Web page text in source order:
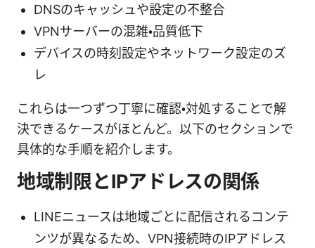
DNSのキャッシュや設定の不整合
VPNサーバーの混雑・品質低下
デバイスの時刻設定やネットワーク設定のズ
レ
これらは一つずつ丁寧に確認・対処することで解
決できるケースがほとんど。以下のセクションで
具体的な手順を紹介します。
地域制限とIPアドレスの関係
LINEニュースは地域ごとに配信されるコンテ
ンツが異なるため、VPN接続時のIPアドレス